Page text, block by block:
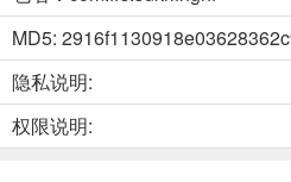
MD5:
隐私说明:
权限说明: